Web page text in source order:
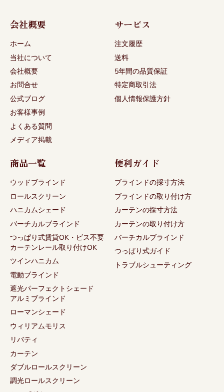
会社概要
ホーム
当社について
会社概要
お問合せ
公式ブログ
お客様事例
よくある質問
メディア掲載
サービス
注文履歴
送料
5年間の品質保証
特定商取引法
個人情報保護方針
商品一覧
ウッドブラインド
ロールスクリーン
ハニカムシェード
バーチカルブラインド
つっぱり式賃貸OK・ビス不要
カーテンレール取り付けOK
ツインハニカム
電動ブラインド
遮光パーフェクトシェード
アルミブラインド
ローマンシェード
ウィリアムモリス
リバティ
カーテン
ダブルロールスクリーン
調光ロールスクリーン
便利ガイド
ブラインドの採寸方法
ブラインドの取り付け方
カーテンの採寸方法
カーテンの取り付け方
バーチカルブラインド
つっぱり式ガイド
トラブルシューティング